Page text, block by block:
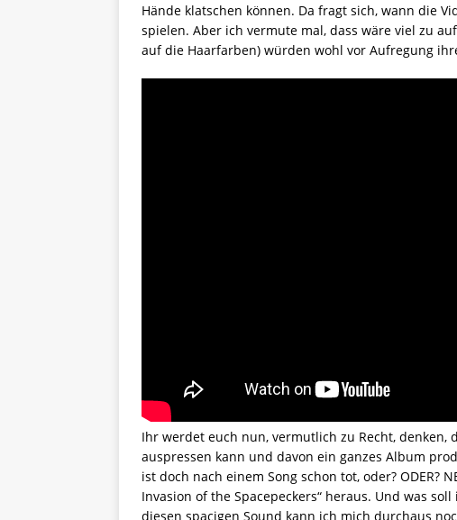
Hände klatschen können. Da fragt sich, wann die
spielen. Aber ich vermute mal, dass wäre viel zu
auf die Haarfarben) würden wohl vor Aufregung
Ihr werdet euch nun, vermutlich zu Recht,
auspressen kann und davon ein ganzes Album
ist doch nach einem Song schon tot, oder? ODER?
Invasion of the Spacepeckers“ heraus. Und was
diesen spacigen Sound kann ich mich durchaus